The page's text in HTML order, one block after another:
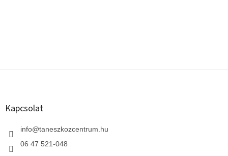
L
Kapcsolat
info@taneszkozcentrum.hu
06 47 521-048